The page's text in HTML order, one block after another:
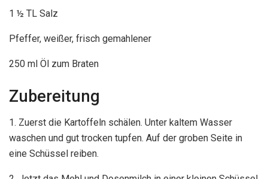
1 ½ TL Salz
Pfeffer, weißer, frisch gemahlener
250 ml Öl zum Braten
Zubereitung
1. Zuerst die Kartoffeln schälen. Unter kaltem Wasser
waschen und gut trocken tupfen. Auf der groben Seite in
eine Schüssel reiben.